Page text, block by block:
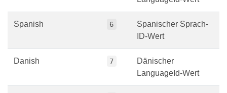
Spanish 6
Spanischer Sprach-
ID-Wert
Danish 7
Dänischer
LanguageId-Wert